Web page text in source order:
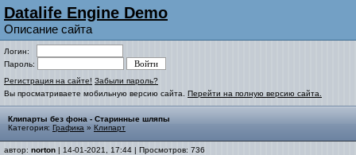
Datalife Engine Demo
Описание сайта
Логин:
Пароль:
Регистрация на сайте! Забыли пароль?
Вы просматриваете мобильную версию сайта. Перейти на полную версию сайта.
Клипарты без фона - Старинные шляпы
Категория: Графика » Клипарт
автор: norton | 14-01-2021, 17:44 | Просмотров: 736